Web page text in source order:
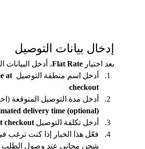
إدخال بيانات التوصيل
بعد اختيار Flat Rate، أدخل البيانات
أدخل اسم منطقة التوصيل at
checkout
أدخل مدة التوصيل المتوقعة
delivery time (optional)
أدخل تكلفة التوصيل
فعّل هذا الخيار إذا كنت ترغب
شحن مجاني عند وصول الطلب